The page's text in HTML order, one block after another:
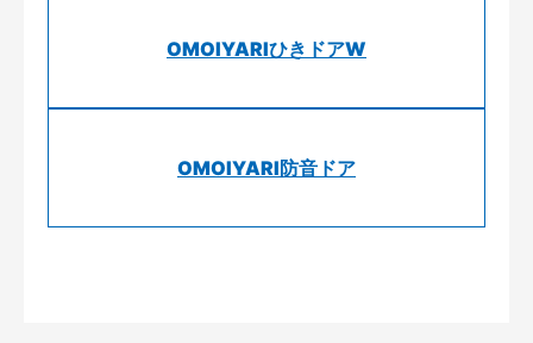
OMOIYARIひきドアW
OMOIYARI防音ドア